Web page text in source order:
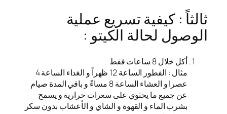
ثالثاً : كيفية تسريع عملية
الوصول لحالة الكيتو :
أكل خلال 8 ساعات فقط
مثال : الفطور الساعة 12 ظهراً و الغداء الساعة 4
عصرا و العشاء الساعة 8 مساءً و باقي المدة صيام
عن جميع ما يحتوي على سعرات حرارية و يسمح
بشرب الماء و القهوة و الشاي و الأعشاب بدون سكر